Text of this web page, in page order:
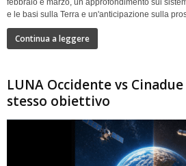
febbraio e marzo, un approfondimento sui
e le basi sulla Terra e un'anticipazione sulla
Continua a leggere
LUNA Occidente vs
stesso obiettivo